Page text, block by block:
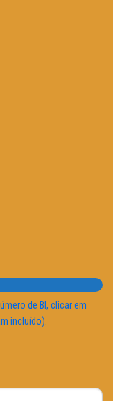
de BI, clicar em
incluído).